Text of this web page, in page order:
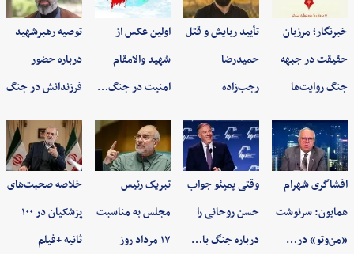
خبرنگار؛ مرزبان
حقیقت در جبهه
جنگ روایت‌ها
تأیید ربایش و قتل
حمیدرضا
رجب‌زاده
اولین عکس از
شهید والامقام
امنیت در جنگ…
توصیه رهبرشهید
درباره حضور
فرزندانش در جنگ
افشاگری شهرام
همایون: سرنوشت
«من‌وتو» در…
وقتی پمپئو جواب
حسن روحانی را
درباره جنگ با…
تبریک رئیس
مجلس به مناسبت
۱۷ مرداد روز
خلاصه صحبت‌های
پزشکیان در ۱۰۰
ثانیه +فیلم